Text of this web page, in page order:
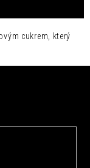
cukrem, který